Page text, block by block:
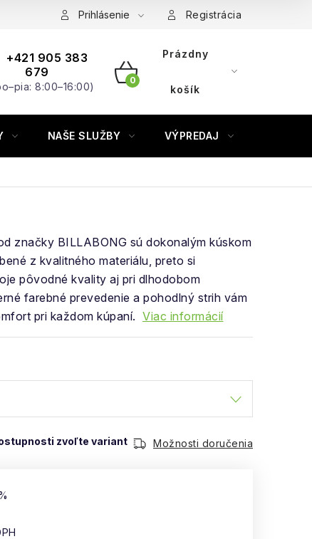
Prihlásenie Registrácia
+421 905 383
679
8:00–16:00) NÁKUPNÝ
Prázdny
košík
NAŠE SLUŽBY VÝPREDAJ
značky BILLABONG sú dokonalým kúskom
z kvalitného materiálu, preto si
pôvodné kvality aj pri dlhodobom
farebné prevedenie a pohodlný strih vám
pri každom kúpaní. Viac informácií
Možnosti doručenia